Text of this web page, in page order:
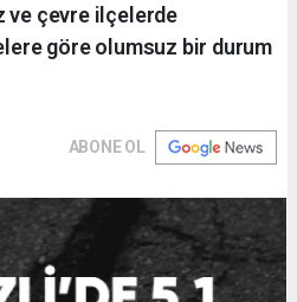
ve çevre ilçelerde
göre olumsuz bir durum
ABONE OL